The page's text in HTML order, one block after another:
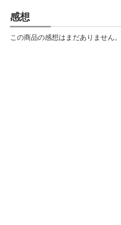
感想
この商品の感想はまだありません。